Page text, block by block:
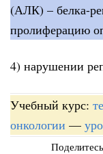
(АЛК) – белка-
пролиферацию
4) нарушении
Учебный курс:
онкологии —